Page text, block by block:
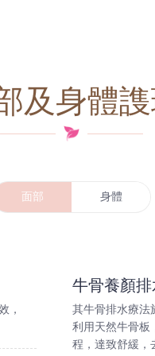
及身體
面部 身體
，
牛骨養顏
其牛骨排水療法
利用天然牛骨板
程，達致舒緩，